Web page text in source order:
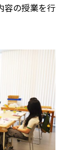
容の授業を行